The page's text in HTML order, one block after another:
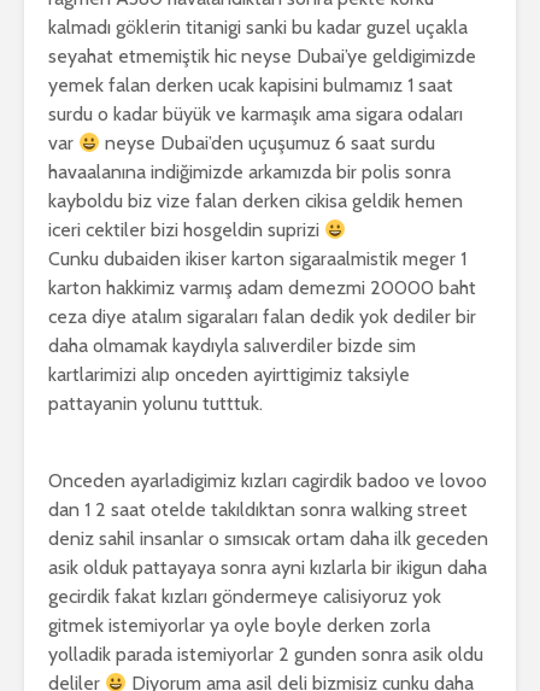
kalmadı göklerin titanigi sanki bu kadar guzel uçakla
seyahat etmemiştik hic neyse Dubai’ye geldigimizde
yemek falan derken ucak kapisini bulmamız 1 saat
surdu o kadar büyük ve karmaşık ama sigara odaları
var
neyse Dubai’den uçuşumuz 6 saat surdu
havaalanına indiğimizde arkamızda bir polis sonra
kayboldu biz vize falan derken cikisa geldik hemen
iceri cektiler bizi hosgeldin suprizi
Cunku dubaiden ikiser karton sigaraalmistik meger 1
karton hakkimiz varmış adam demezmi 20000 baht
ceza diye atalım sigaraları falan dedik yok dediler bir
daha olmamak kaydıyla salıverdiler bizde sim
kartlarimizi alıp onceden ayirttigimiz taksiyle
pattayanin yolunu tutttuk.
Onceden ayarladigimiz kızları cagirdik badoo ve lovoo
dan 1 2 saat otelde takıldıktan sonra walking street
deniz sahil insanlar o sımsıcak ortam daha ilk geceden
asik olduk pattayaya sonra ayni kızlarla bir ikigun daha
gecirdik fakat kızları göndermeye calisiyoruz yok
gitmek istemiyorlar ya oyle boyle derken zorla
yolladik parada istemiyorlar 2 gunden sonra asik oldu
deliler
Diyorum ama asil deli bizmisiz cunku daha